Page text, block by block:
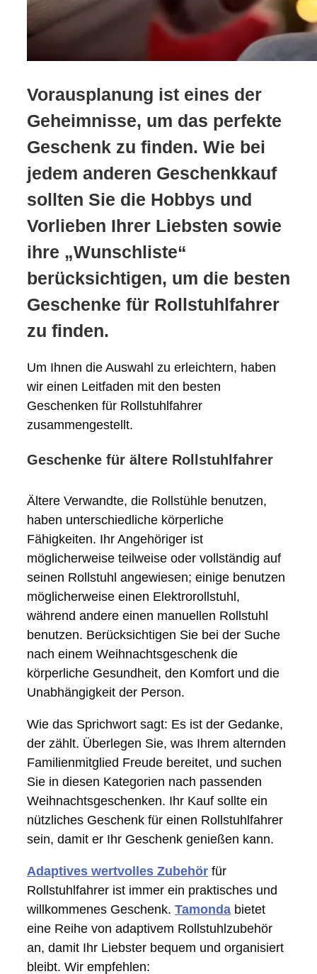
Vorausplanung ist eines der
Geheimnisse, um das perfekte
Geschenk zu finden. Wie bei
jedem anderen Geschenkkauf
sollten Sie die Hobbys und
Vorlieben Ihrer Liebsten sowie
ihre „Wunschliste“
berücksichtigen, um die besten
Geschenke für Rollstuhlfahrer
zu finden.
Um Ihnen die Auswahl zu erleichtern, haben
wir einen Leitfaden mit den besten
Geschenken für Rollstuhlfahrer
zusammengestellt.
Geschenke für ältere Rollstuhlfahrer
Ältere Verwandte, die Rollstühle benutzen,
haben unterschiedliche körperliche
Fähigkeiten. Ihr Angehöriger ist
möglicherweise teilweise oder vollständig auf
seinen Rollstuhl angewiesen; einige benutzen
möglicherweise einen Elektrorollstuhl,
während andere einen manuellen Rollstuhl
benutzen. Berücksichtigen Sie bei der Suche
nach einem Weihnachtsgeschenk die
körperliche Gesundheit, den Komfort und die
Unabhängigkeit der Person.
Wie das Sprichwort sagt: Es ist der Gedanke,
der zählt. Überlegen Sie, was Ihrem alternden
Familienmitglied Freude bereitet, und suchen
Sie in diesen Kategorien nach passenden
Weihnachtsgeschenken. Ihr Kauf sollte ein
nützliches Geschenk für einen Rollstuhlfahrer
sein, damit er Ihr Geschenk genießen kann.
Adaptives wertvolles Zubehör für
Rollstuhlfahrer ist immer ein praktisches und
willkommenes Geschenk. Tamonda bietet
eine Reihe von adaptivem Rollstuhlzubehör
an, damit Ihr Liebster bequem und organisiert
bleibt. Wir empfehlen: